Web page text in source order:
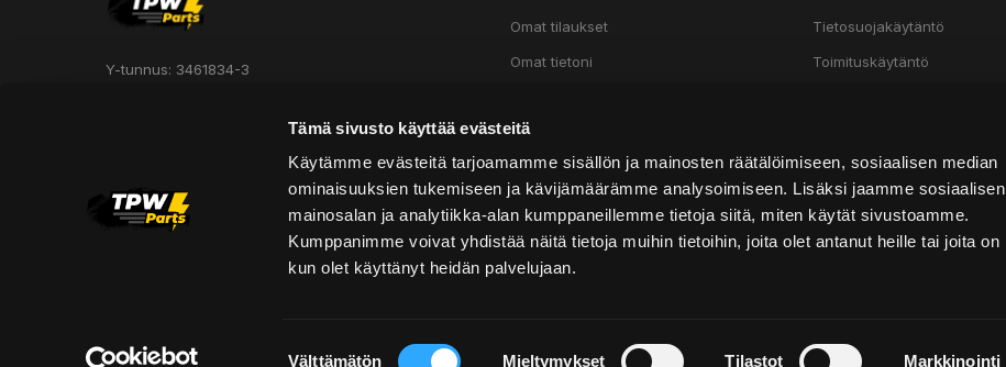
Tämä sivusto käyttää evästeitä
Käytämme evästeitä tarjoamamme sisällön ja mainosten räätälöimiseen, sosiaalisen median
ominaisuuksien tukemiseen ja kävijämäärämme analysoimiseen. Lisäksi jaamme
mainosalan ja analytiikka-alan kumppaneillemme tietoja siitä, miten käytät sivustoamme.
Kumppanimme voivat yhdistää näitä tietoja muihin tietoihin, joita olet antanut heille tai joita on
kun olet käyttänyt heidän palvelujaan.
Välttämätön Mieltymykset Tilastot Markkinointi
Y-tunnus: 3461834-3
Asiakaspalvelu:
asiakaspalvelu@tpwparts.com
Omat tilaukset
Omat tietoni
Tietosuojakäytäntö
Toimituskäytäntö